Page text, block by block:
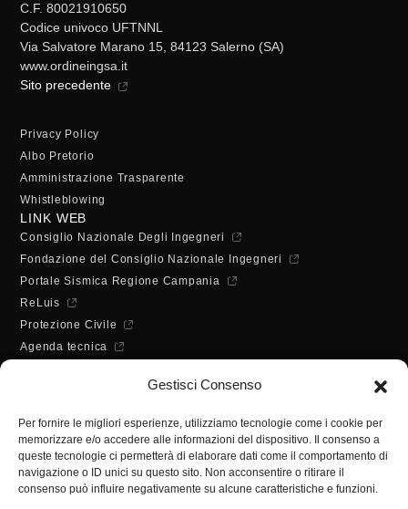
Gestisci Consenso
Per fornire le migliori esperienze, utilizziamo tecnologie come i cookie per
memorizzare e/o accedere alle informazioni del dispositivo. Il consenso a
queste tecnologie ci permetterà di elaborare dati come il comportamento di
navigazione o ID unici su questo sito. Non acconsentire o ritirare il
consenso può influire negativamente su alcune caratteristiche e funzioni.
C.F. 80021910650
Codice univoco UFTNNL
Via Salvatore Marano 15, 84123 Salerno (SA)
www.ordineingsa.it
Sito precedente
Privacy Policy
Albo Pretorio
Amministrazione Trasparente
Whistleblowing
LINK WEB
Consiglio Nazionale Degli Ingegneri
Fondazione del Consiglio Nazionale Ingegneri
Portale Sismica Regione Campania
ReLuis
Protezione Civile
Agenda tecnica
ORARI DI APERTURA
10:00 - 12:00
Martedì - Giovedì:
10:00 - 12:00 / 14:30 - 16:30
SEGRETERIA